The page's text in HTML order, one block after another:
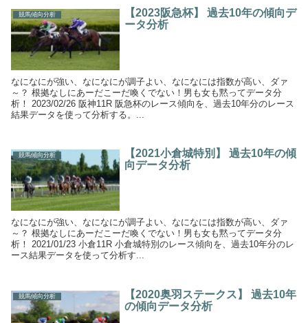
競馬傾向分析
【2023阪急杯】 過去10年の傾向デ
ータ分析
なになにが強い、なになにが調子よい、なになには指数が高い、ダァ
～？ 根拠なしにあーだこーだ喚くでない！男も女も黙ってデータ分
析！ 2023/02/26 阪神11R 阪急杯のレース傾向を、過去10年分のレース
結果データを使って分析する。...
競馬傾向分析
【2021小倉城特別】 過去10年の傾
向データ分析
なになにが強い、なになにが調子よい、なになには指数が高い、ダァ
～？ 根拠なしにあーだこーだ喚くでない！男も女も黙ってデータ分
析！ 2021/01/23 小倉11R 小倉城特別のレース傾向を、過去10年分のレ
ース結果データを使って分析す...
競馬傾向分析
【2020奥羽ステークス】 過去10年
の傾向データ分析